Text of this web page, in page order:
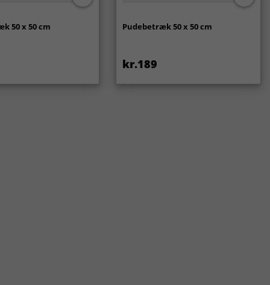
50 x 50 cm Pudebetræk 50 x 50 cm
kr.189